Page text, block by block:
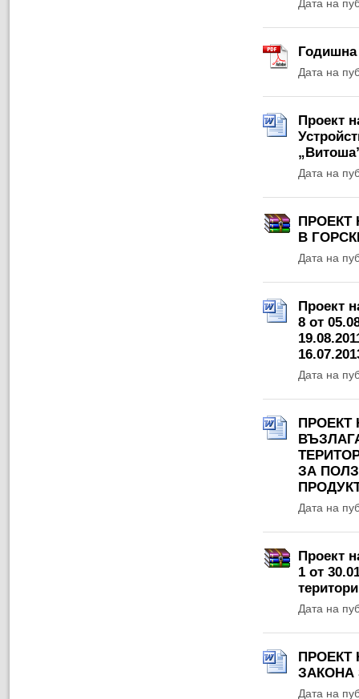
Дата на
Годишна
Дата на
Проект
Дата на
ПРОЕКТ
В
Дата на
Проект
8 от
Дата на
ПРОЕКТ
ЗА
Дата на
Проект
1 от
Дата на
ПРОЕКТ
ЗАКОНА
Дата на